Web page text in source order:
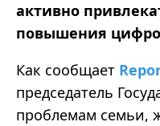
активно
повышения
Как сообщает
председатель
проблемам семьи,